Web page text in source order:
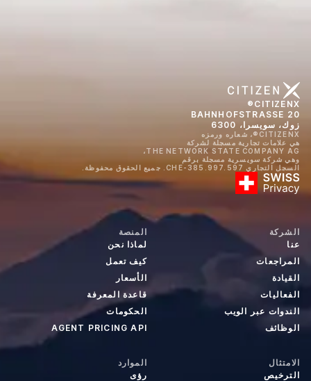
CITIZENX®
BAHNHOFSTRASSE 20
زوك، سويسرا، 6300
CITIZENX®، شعاره ورمزه
هي علامات تجارية مسجلة لشركة
THE NETWORK STATE COMPANY AG،
وهي شركة سويسرية مسجلة برقم
السجل التجاري CHE-385.997.597. جميع الحقوق محفوظة.
الشركة
عنا
المراجعات
القيادة
الفعاليات
الندوات عبر الويب
الوظائف
المنصة
لماذا نحن
كيف تعمل
الأسعار
قاعدة المعرفة
الحكومات
AGENT PRICING API
الامتثال
الترخيص
الموارد
رؤى